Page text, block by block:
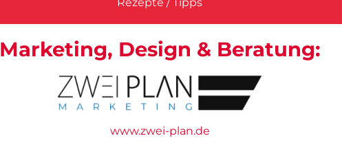
Marketing, Design & Beratung:
www.zwei-plan.de